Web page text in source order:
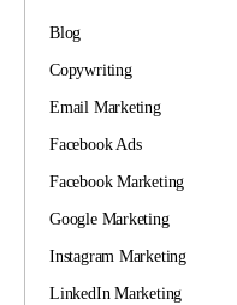
Blog
Copywriting
Email Marketing
Facebook Ads
Facebook Marketing
Google Marketing
Instagram Marketing
LinkedIn Marketing